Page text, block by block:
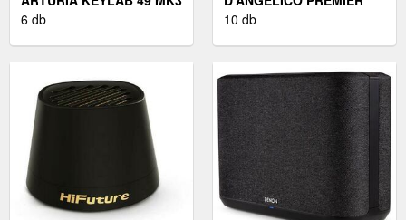
BLACK
6 db
MINI DC BLACK
10 db